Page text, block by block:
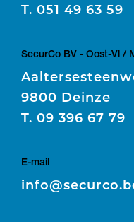
T. 051 49 63 59
SecurCo BV - Oost-Vl /
9800 Deinze
T. 09 396 67 79
E-mail
E